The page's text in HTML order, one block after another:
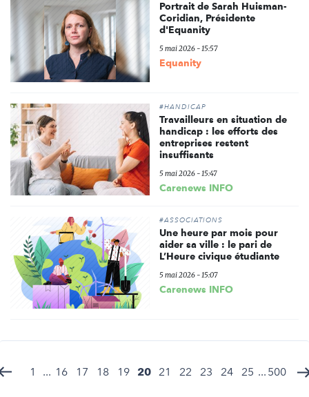
Portrait de Sarah Huisman-
Coridian, Présidente
d'Equanity
5 mai 2026 - 15:57
Equanity
#HANDICAP
Travailleurs en situation de
handicap : les efforts des
entreprises restent
insuffisants
5 mai 2026 - 15:47
Carenews INFO
#ASSOCIATIONS
Une heure par mois pour
aider sa ville : le pari de
L’Heure civique étudiante
5 mai 2026 - 15:07
Carenews INFO
1 ... 16 17 18 19 20 21 22 23 24 25 ... 500